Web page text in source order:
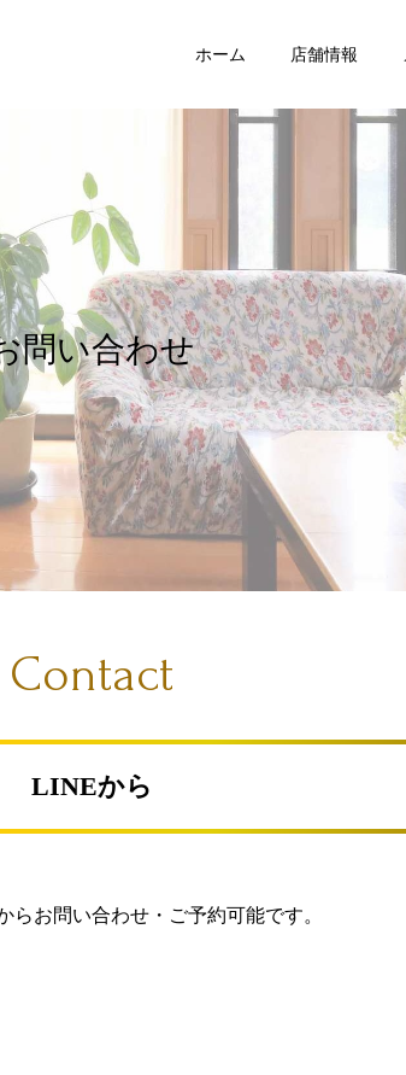
ホーム 店舗情報
問い合わせ
Contact
LINEから
お問い合わせ・ご予約可能です。